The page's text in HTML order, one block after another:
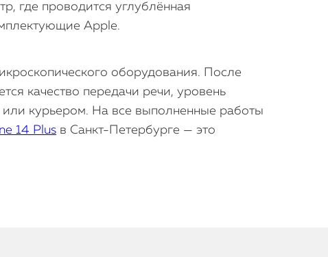
где проводится углублённая
Apple.
оборудования. После
качество передачи речи, уровень
курьером. На все выполненные работы
14 Plus в Санкт-Петербурге — это